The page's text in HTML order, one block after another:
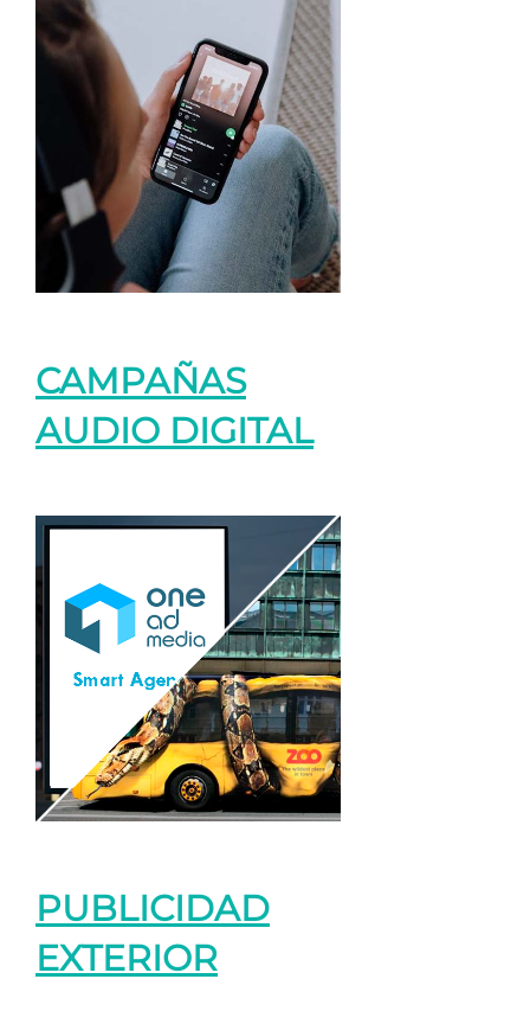
CAMPAÑAS
AUDIO DIGITAL
PUBLICIDAD
EXTERIOR